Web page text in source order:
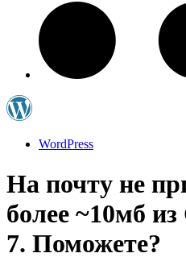
WordPress
На почту не
более ~10мб
7. Поможете?